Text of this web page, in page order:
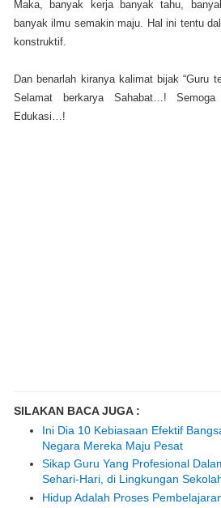
Maka, banyak kerja banyak tahu,
banyak ilmu semakin maju. Hal ini tentu
konstruktif.
Dan benarlah kiranya kalimat bijak “Guru
Selamat berkarya Sahabat…!
Edukasi…!
SILAKAN BACA JUGA :
Ini Dia 10 Kebiasaan Efektif
Negara Mereka Maju Pesat
Sikap Guru Yang Profesional
Sehari-Hari, di Lingkungan
Hidup Adalah Proses